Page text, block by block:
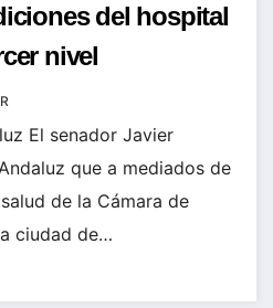
del hospital
nivel
El senador Javier
que a mediados de
de la Cámara de
ciudad de…